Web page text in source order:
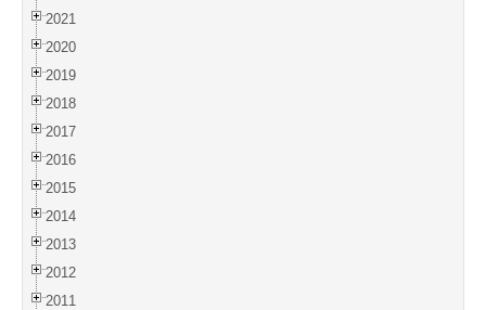
2021
2020
2019
2018
2017
2016
2015
2014
2013
2012
2011